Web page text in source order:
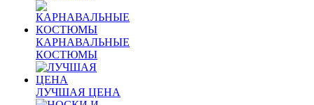
КАРНАВАЛЬНЫЕ
КОСТЮМЫ
ЛУЧШАЯ ЦЕНА